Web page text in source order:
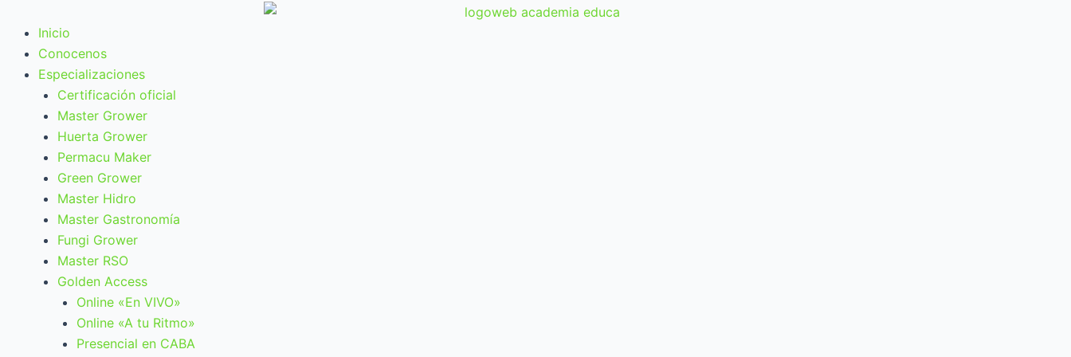
contenido
Inicio
Conocenos
Especializaciones
Certificación oficial
Master Grower
Huerta Grower
Permacu Maker
Green Grower
Master Hidro
Master Gastronomía
Fungi Grower
Master RSO
Golden Access
Online «En VIVO»
Online «A tu Ritmo»
Presencial en CABA